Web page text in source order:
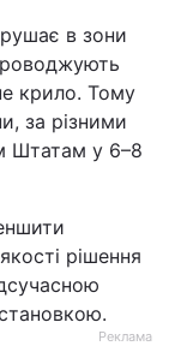
в зони
крило. Тому
за різними
Штатам у 6–8
рішення
Реклама